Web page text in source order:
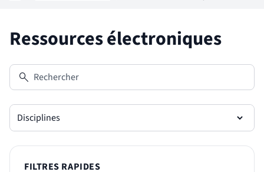
Ressources électroniques
Rechercher
Disciplines
FILTRES RAPIDES